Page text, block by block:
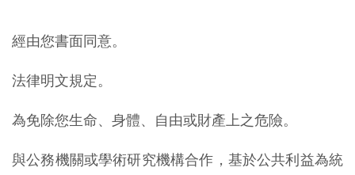
經由您書面同意。
法律明文規定。
為免除您生命、身體、自由或財產上之危險。
與公務機關或學術研究機構合作，基於公共利益為統